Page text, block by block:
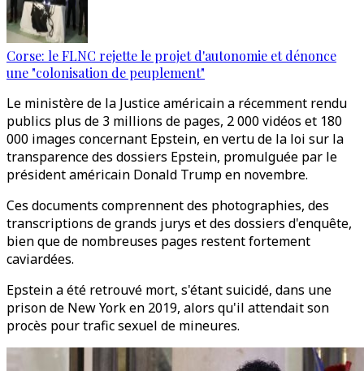
Corse: le FLNC rejette le projet d'autonomie et dénonce
une "colonisation de peuplement"
Le ministère de la Justice américain a récemment rendu
publics plus de 3 millions de pages, 2 000 vidéos et 180
000 images concernant Epstein, en vertu de la loi sur la
transparence des dossiers Epstein, promulguée par le
président américain Donald Trump en novembre.
Ces documents comprennent des photographies, des
transcriptions de grands jurys et des dossiers d'enquête,
bien que de nombreuses pages restent fortement
caviardées.
Epstein a été retrouvé mort, s'étant suicidé, dans une
prison de New York en 2019, alors qu'il attendait son
procès pour trafic sexuel de mineures.